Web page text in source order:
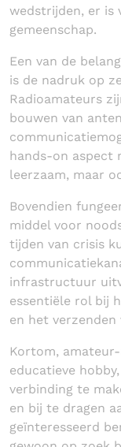
wedstrijden, er is
gemeenschap.
Een van de
is de nadruk op
Radioamateurs
bouwen van
hands-on aspect
leerzaam, maar
Bovendien
middel voor
tijden van crisis
infrastructuur
essentiële rol bij
en het
Kortom,
educatieve
verbinding te
en bij te dragen
geïnteresseerd